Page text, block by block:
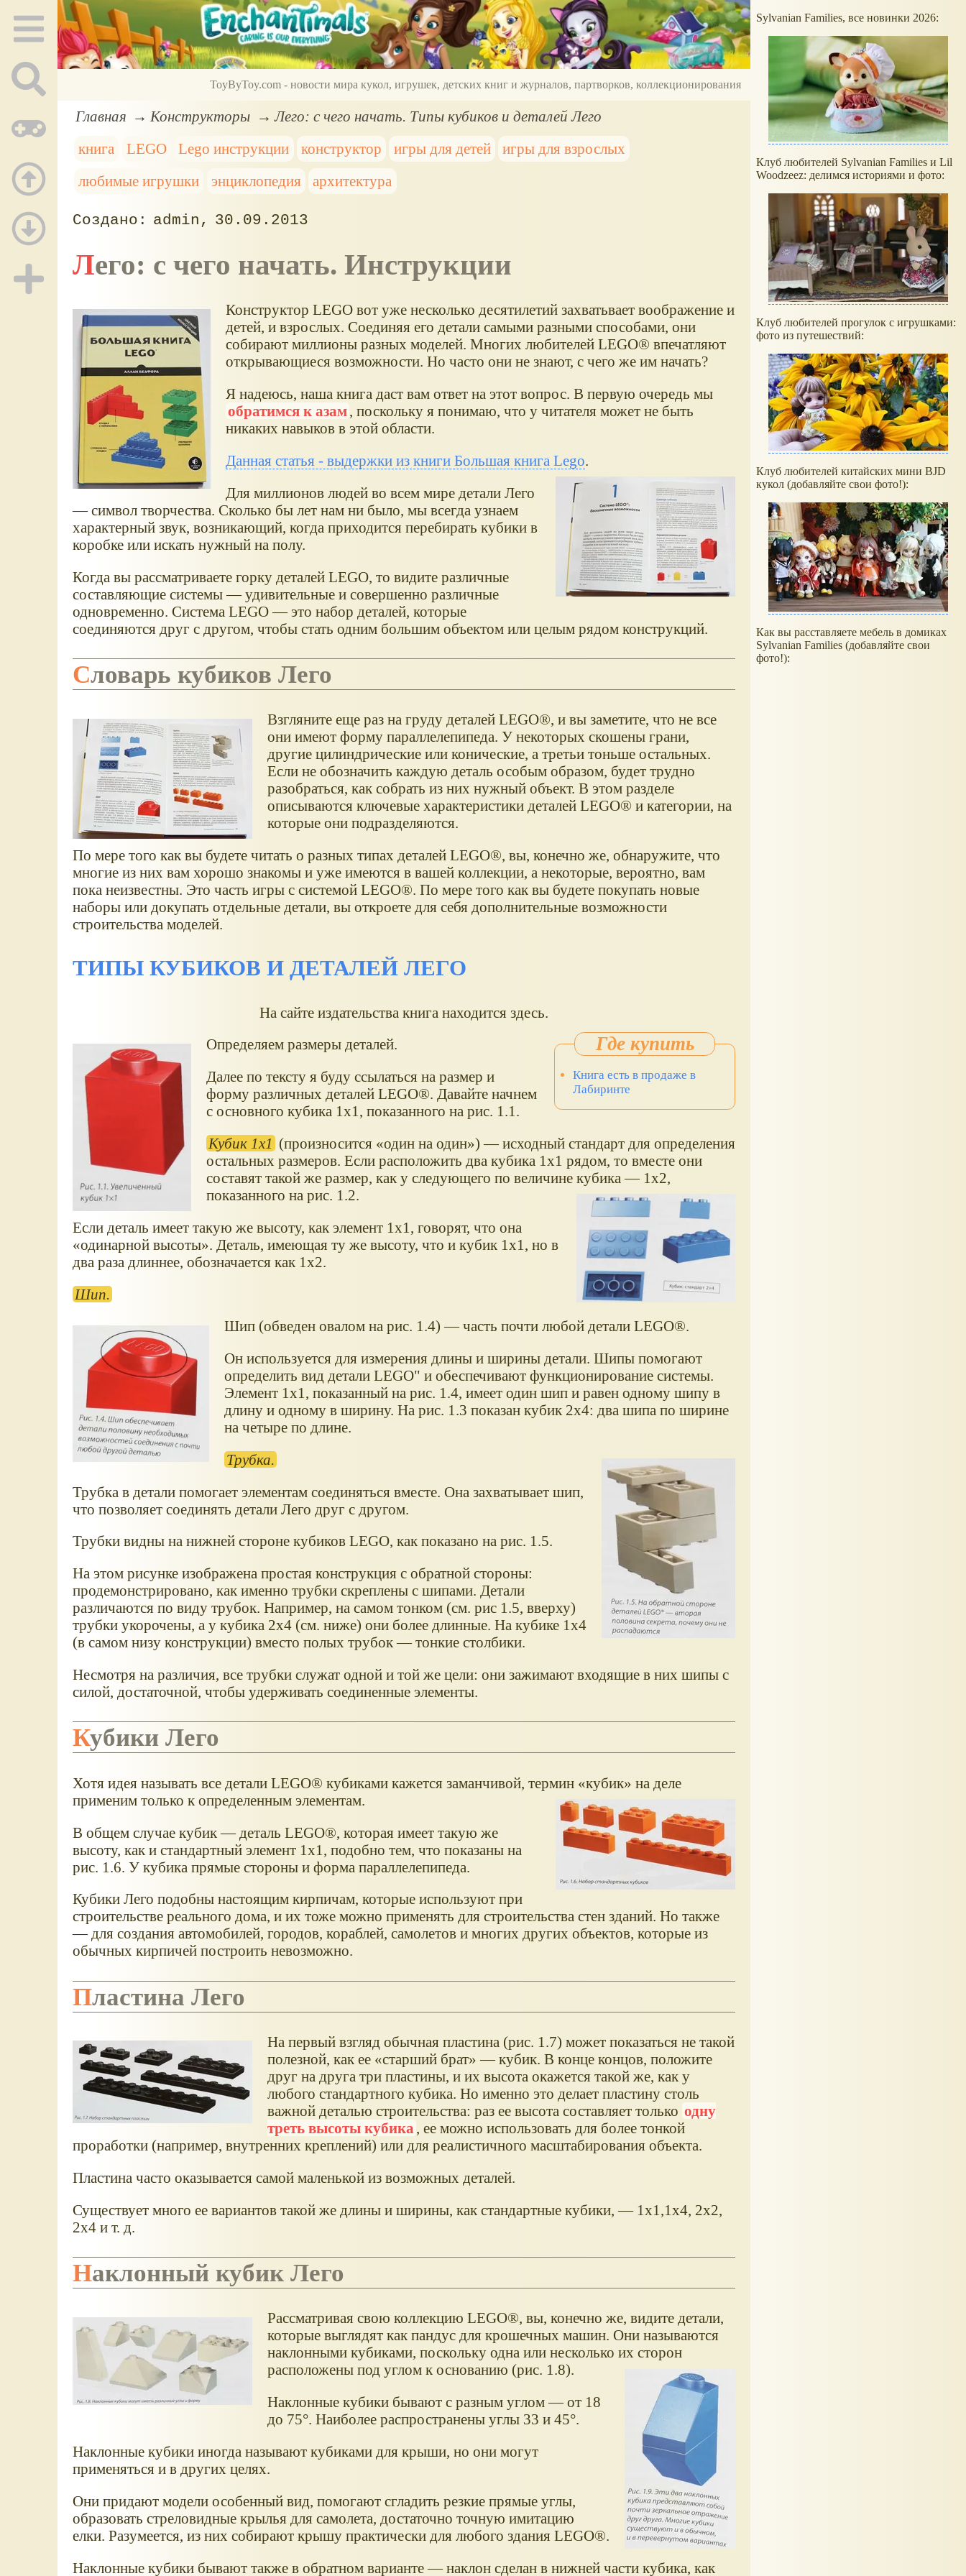
ToyByToy.com - новости мира кукол, игрушек, детских книг и журналов, партворков, коллекционирования
Главная Конструкторы
Лего: с чего начать. Типы кубиков и деталей Лего
книга
LEGO Lego инструкции конструктор игры для детей
игры для взрослых
любимые игрушки
энциклопедия архитектура
admin 30.09.2013
Лего: с чего начать. Инструкции
Конструктор LEGO вот уже несколько десятилетий захватьвает воображение и
детей, и взрослых. Соединяя его детали самыми разными способами, они
собирают миллионы разных моделей. Многих любителей LEGO® впечатляют
открывающиеся возможности. Но часто они не знают, с чего же им начать?
Я надеюсь, наша книга даст вам ответ на этот вопрос. В первую очередь мы
обратимся к азам, поскольку я понимаю, что у читателя может не быть
никаких навыков в этой области.
Данная статья - выдержки из книги Большая книга Lego.
Для миллионов людей во всем мире детали Лего
— символ творчества. Сколько бы лет нам ни было, мы всегда узнаем
характерный звук, возникающий, когда приходится перебирать кубики в
коробке или искать нужный на полу.
Когда вы рассматриваете горку деталей LEGO, то видите различные
составляющие системы — удивительные и совершенно различные
одновременно. Система LEGO — это набор деталей, которые
соединяются друг с другом, чтобы стать одним большим объектом или целым рядом конструкций.
Словарь кубиков Лего
Взгляните еще раз на груду деталей LEGO®, и вы заметите, что не все
они имеют форму параллелепипеда. У некоторых скошены грани,
другие цилиндрические или конические, а третьи тоньше остальных.
Если не обозначить каждую деталь особым образом, будет трудно
разобраться, как собрать из них нужный объект. В этом разделе
описываются ключевые характеристики деталей LEGO® и категории, на
которые они подразделяются.
По мере того как вы будете читать о разных типах деталей LEGO®, вы, конечно же, обнаружите, что
многие из них вам хорошо знакомы и уже имеются в вашей коллекции, а некоторые, вероятно, вам
пока неизвестны. Это часть игры с системой LEGO®. По мере того как вы будете покупать новые
наборы или докупать отдельные детали, вы откроете для себя дополнительные возможности
строительства моделей.
ТИПЫ КУБИКОВ И ДЕТАЛЕЙ ЛЕГО
На сайте издательства книга находится здесь.
Книга есть в продаже в
Лабиринте
Определяем размеры деталей.
Далее по тексту я буду ссылаться на размер и
форму различных деталей LEGO®. Давайте начнем
с основного кубика 1x1, показанного на рис. 1.1.
Кубик 1x1 (произносится один на один ) — исходный стандарт для определения
остальных размеров. Если расположить два кубика 1x1 рядом, то вместе они
составят такой же размер, как у следующего по величине кубика — 1x2,
показанного на рис. 1.2.
Если деталь имеет такую же высоту, как элемент 1x1, говорят, что она
одинарной высоты . Деталь, имеющая ту же высоту, что и кубик 1x1, но в
два раза длиннее, обозначается как 1x2.
Шип.
Шип (обведен овалом на рис. 1.4) — часть почти любой детали LEGO®.
Он используется для измерения длины и ширины детали. Шипы помогают
определить вид детали LEGO" и обеспечивают функционирование системы.
Элемент 1x1, показанный на рис. 1.4, имеет один шип и равен одному шипу в
длину и одному в ширину. На рис. 1.3 показан кубик 2x4: два шипа по ширине
на четыре по длине.
Трубка.
Трубка в детали помогает элементам соединяться вместе. Она захватывает шип,
что позволяет соединять детали Лего друг с другом.
Трубки видны на нижней стороне кубиков LEGO, как показано на рис. 1.5.
На этом рисунке изображена простая конструкция с обратной стороны:
продемонстрировано, как именно трубки скреплены с шипами. Детали
различаются по виду трубок. Например, на самом тонком (см. рис 1.5, вверху)
трубки укорочены, а у кубика 2x4 (см. ниже) они более длинные. На кубике 1x4
(в самом низу конструкции) вместо полых трубок — тонкие столбики.
Несмотря на различия, все трубки служат одной и той же цели: они зажимают входящие в них шипы с
силой, достаточной, чтобы удерживать соединенные элементы.
Кубики Лего
Хотя идея называть все детали LEGO® кубиками кажется заманчивой, термин кубик
на деле
применим только к определенным элементам.
В общем случае кубик — деталь LEGO®, которая имеет такую же
высоту, как и стандартный элемент 1x1, подобно тем, что показаны на
рис. 1.6. У кубика прямые стороны и форма параллелепипеда.
Кубики Лего подобны настоящим кирпичам, которые используют при
строительстве реального дома, и их тоже можно применять для строительства стен зданий. Но также
— для создания автомобилей, городов, кораблей, самолетов и многих других объектов, которые из
обычных кирпичей построить невозможно.
Пластина Лего
На первый взгляд обычная пластина (рис. 1.7) может показаться не такой
полезной, как ее
старший брат
— кубик. В конце концов, положите
друг на друга три пластины, и их высота окажется такой же, как у
любого стандартного кубика. Но именно это делает пластину столь
важной деталью строительства: раз ее высота составляет только одну
треть высоты кубика , ее можно использовать для более тонкой
проработки (например, внутренних креплений) или для реалистичного масштабирования объекта.
Пластина часто оказывается самой маленькой из возможных деталей.
Существует много ее вариантов такой же длины и ширины, как стандартные кубики, — 1x1,1x4, 2x2,
2x4 и т. д.
Наклонный кубик Лего
Рассматривая свою коллекцию LEGO®, вы, конечно же, видите детали,
которые выглядят как пандус для крошечных машин. Они называются
наклонными кубиками, поскольку одна или несколько их сторон
расположены под углом к основанию (рис. 1.8).
Наклонные кубики бывают с разным углом — от 18
до 75°. Наиболее распространены углы 33 и 45°.
Наклонные кубики иногда называют кубиками для крыши, но они могут
применяться и в других целях.
Они придают модели особенный вид, помогают сгладить резкие прямые углы,
образовать стреловидные крылья для самолета, достаточно точную имитацию
елки. Разумеется, из них собирают крышу практически для любого здания LEGO®.
Наклонные кубики бывают также в обратном варианте — наклон сделан в нижней части кубика, как
Sylvanian Families, все новинки 2026:
Клуб любителей Sylvanian Families и Lil
Woodzeez: делимся историями и фото:
Клуб любителей прогулок с игрушками:
фото из путешествий:
Клуб любителей китайских мини BJD
кукол (добавляйте свои фото!):
Как вы расставляете мебель в домиках
Sylvanian Families (добавляйте свои
фото!):